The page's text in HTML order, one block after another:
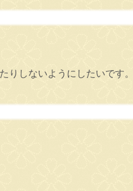
しないようにしたいです。